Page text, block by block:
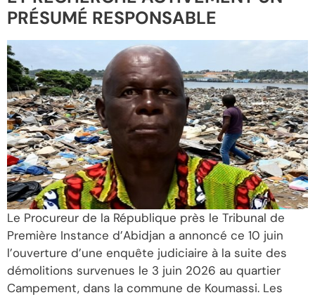
PRÉSUMÉ RESPONSABLE
Le Procureur de la République près le Tribunal de
Première Instance d’Abidjan a annoncé ce 10 juin
l’ouverture d’une enquête judiciaire à la suite des
démolitions survenues le 3 juin 2026 au quartier
Campement, dans la commune de Koumassi. Les